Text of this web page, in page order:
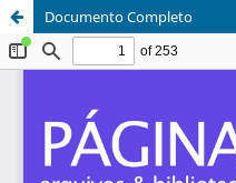
Documento Completo